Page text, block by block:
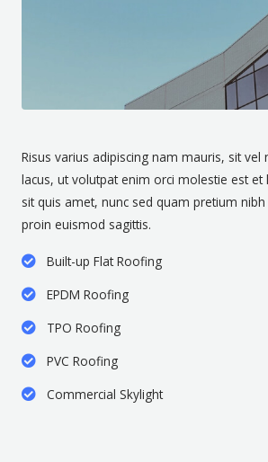
Risus varius adipiscing nam mauris, sit vel
lacus, ut volutpat enim orci molestie est
sit quis amet, nunc sed quam pretium
proin euismod sagittis.
Built-up Flat Roofing
EPDM Roofing
TPO Roofing
PVC Roofing
Commercial Skylight